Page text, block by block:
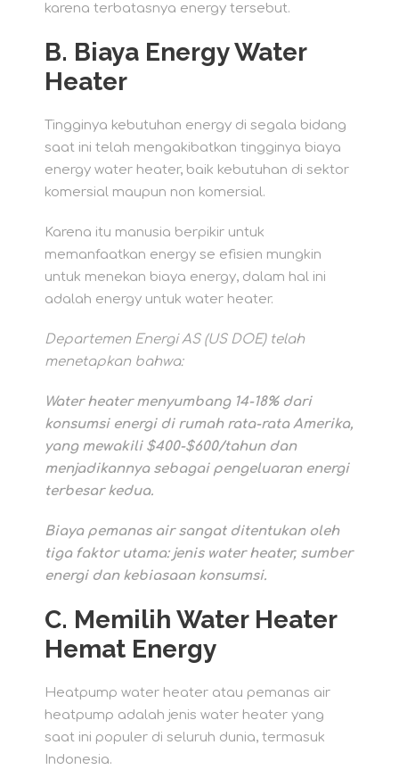
karena terbatasnya energy tersebut.
B. Biaya Energy Water
Heater
Tingginya kebutuhan energy di segala bidang
saat ini telah mengakibatkan tingginya biaya
energy water heater, baik kebutuhan di sektor
komersial maupun non komersial.
Karena itu manusia berpikir untuk
memanfaatkan energy se efisien mungkin
untuk menekan biaya energy, dalam hal ini
adalah energy untuk water heater.
Departemen Energi AS (US DOE) telah
menetapkan bahwa:
Water heater menyumbang 14-18% dari
konsumsi energi di rumah rata-rata Amerika,
yang mewakili $400-$600/tahun dan
menjadikannya sebagai pengeluaran energi
terbesar kedua.
Biaya pemanas air sangat ditentukan oleh
tiga faktor utama: jenis water heater, sumber
energi dan kebiasaan konsumsi.
C. Memilih Water Heater
Hemat Energy
Heatpump water heater atau pemanas air
heatpump adalah jenis water heater yang
saat ini populer di seluruh dunia, termasuk
Indonesia.